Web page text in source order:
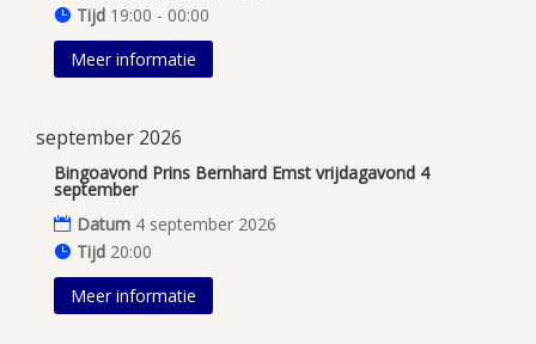
Tijd 19:00 - 00:00
Meer informatie
september 2026
Bingoavond Prins Bernhard Emst vrijdagavond 4
september
Datum 4 september 2026
Tijd 20:00
Meer informatie